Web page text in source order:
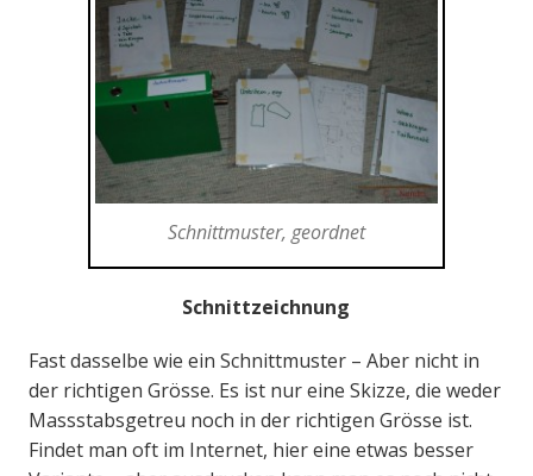
Schnittmuster, geordnet
Schnittzeichnung
Fast dasselbe wie ein Schnittmuster – Aber nicht in
der richtigen Grösse. Es ist nur eine Skizze, die weder
Massstabsgetreu noch in der richtigen Grösse ist.
Findet man oft im Internet, hier eine etwas besser